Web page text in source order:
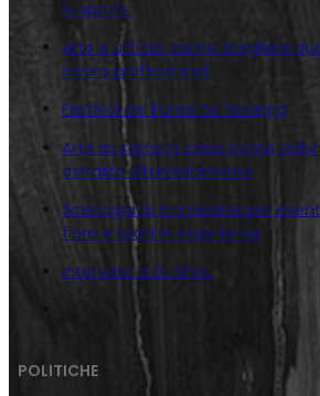
lo spazio
Arte e ufficio: come scegliere
lavoro professionali
Festival del Fumetto Novegro
Arte astratta in casa: come
astratto all’arredamento
Scenografie immersive per
fiere e spazi in esperienze
Intervista a DJ Shiru
POLITICHE